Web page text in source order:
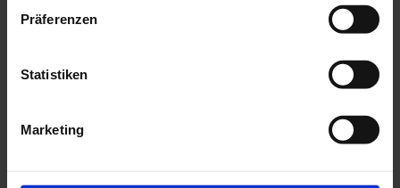
Präferenzen
Statistiken
Marketing